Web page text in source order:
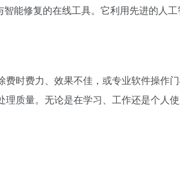
能修复的在线工具。它利用先进的人
时费力、效果不佳，或专业软件操作
质量。无论是在学习、工作还是个人